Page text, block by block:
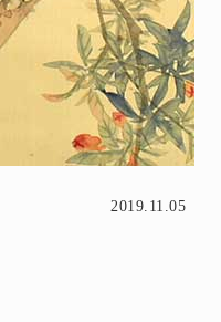
2019.11.05